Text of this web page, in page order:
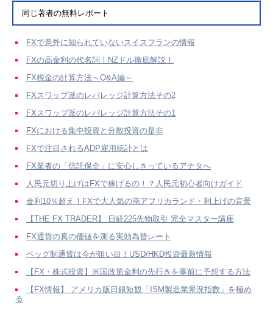
同じ著者の無料レポート
FXで意外に知られていないスイスフランの情報
FXの高金利の代名詞！NZドル徹底解説！
FX税金の計算方法～Q&A編～
FXスワップ派のレバレッジ計算方法その2
FXスワップ派のレバレッジ計算方法その1
FXにおける集中投資と分散投資の是非
FXで注目されるADP雇用統計とは
FX業者の「信託保全」に安心しきっているアナタへ
人民元切り上げはFXで稼げるの！？人民元初心者向けガイド
金利10％超え！FXで大人気の南アフリカランド・利上げの背景
【THE FX TRADER】 日経225先物取引 完全マスター講座
FX通貨の真の価値を測る実効為替レート
ペッグ制通貨は今が狙い目！USD/HKD投資最新情報
【FX・株式投資】米国政策金利の先行きを事前に予想する方法
【FX情報】 アメリカ版日銀短観「ISM製造業景況指数」を極め
る